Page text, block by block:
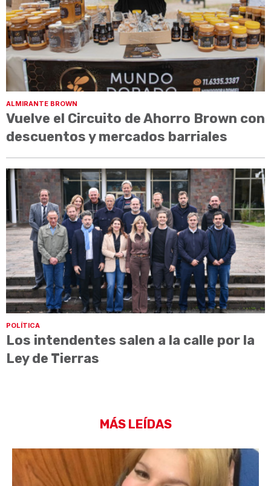
ALMIRANTE BROWN
Vuelve el Circuito de Ahorro Brown con
descuentos y mercados barriales
POLÍTICA
Los intendentes salen a la calle por la
Ley de Tierras
MÁS LEÍDAS